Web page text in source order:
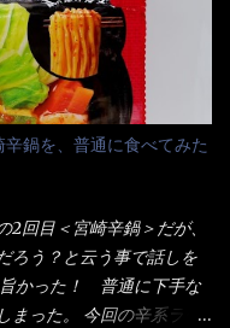
も満遍なく全体に行き渡
プは最後に移すとこうな
り一部粉末スープが縦型
ぶ箸等で落としてホワイ
ヌードルとしては太く平
の麺 蒙古タンメンの方
るような・・・ 食感
に戻りやすい特性が強
カップヌードル激辛味噌 ■
ち上げた感じは、重
云っていいかもしれな
のを食べても・・・しょ
に、外国の人には尚更ね
われる程だが、10年位前
ゃん正麺』と云われる商
司を起用したCMで一躍
として日清から【ラ王】
ン屋さん】は、袋麺と
王は、HPでは別扱い！
い。 袋麺はスープは粉末
・・イマイチ（小生感
ンスタント麺では、最先
鍋を、普通に食べてみた
回目＜宮崎辛鍋＞だが、
ろう？と云う事で話しを
かった！ 普通に下手な
まった。 今回の辛系ラー